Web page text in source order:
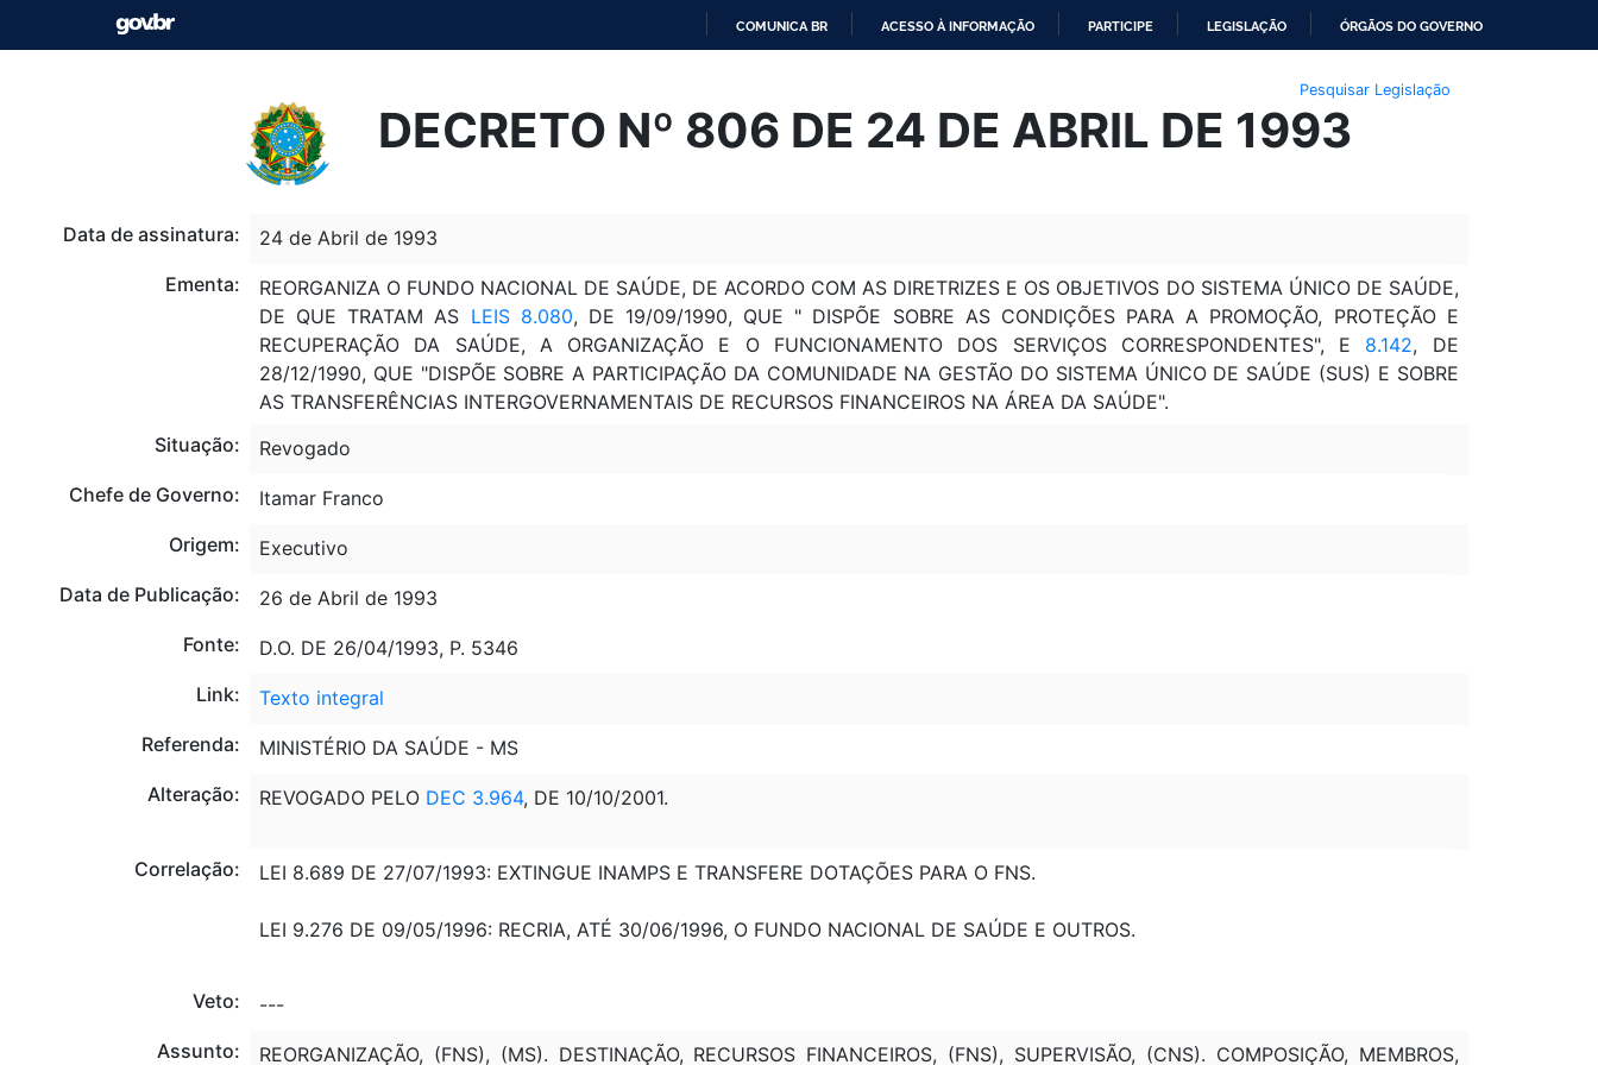
O
CONTEÚDO
COMUNICA BR ACESSO À INFORMAÇÃO PARTICIPE LEGISLAÇÃO ÓRGÃOS DO GOVERNO
Pesquisar Legislação
DECRETO Nº 806 DE 24 DE ABRIL DE 1993
Data de assinatura:
24 de Abril de 1993
Ementa:
REORGANIZA O FUNDO NACIONAL DE SAÚDE, DE ACORDO COM AS DIRETRIZES E OS OBJETIVOS DO SISTEMA ÚNICO DE SAÚDE,
DE QUE TRATAM AS LEIS 8.080, DE 19/09/1990, QUE " DISPÕE SOBRE AS CONDIÇÕES PARA A PROMOÇÃO, PROTEÇÃO E
RECUPERAÇÃO DA SAÚDE, A ORGANIZAÇÃO E O FUNCIONAMENTO DOS SERVIÇOS CORRESPONDENTES", E 8.142, DE
28/12/1990, QUE "DISPÕE SOBRE A PARTICIPAÇÃO DA COMUNIDADE NA GESTÃO DO SISTEMA ÚNICO DE SAÚDE (SUS) E SOBRE
AS TRANSFERÊNCIAS INTERGOVERNAMENTAIS DE RECURSOS FINANCEIROS NA ÁREA DA SAÚDE".
Situação:
Revogado
Chefe de Governo:
Itamar Franco
Origem:
Executivo
Data de Publicação:
26 de Abril de 1993
Fonte:
D.O. DE 26/04/1993, P. 5346
Link:
Texto integral
Referenda:
MINISTÉRIO DA SAÚDE - MS
Alteração:
REVOGADO PELO DEC 3.964, DE 10/10/2001.
Correlação: LEI 8.689 DE 27/07/1993: EXTINGUE INAMPS E TRANSFERE DOTAÇÕES PARA O FNS.
LEI 9.276 DE 09/05/1996: RECRIA, ATÉ 30/06/1996, O FUNDO NACIONAL DE SAÚDE E OUTROS.
Veto:
---
Assunto:
REORGANIZAÇÃO, (FNS), (MS). DESTINAÇÃO, RECURSOS FINANCEIROS, (FNS), SUPERVISÃO, (CNS). COMPOSIÇÃO, MEMBROS,